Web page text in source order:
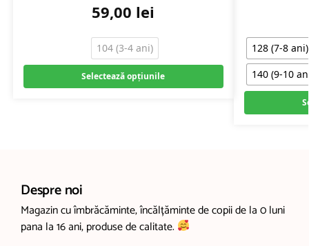
59,00 lei
104 (3-4 ani)
Selectează opțiunile
128 (7-8 ani)
140 (9-10
Despre noi
Magazin cu îmbrăcăminte, încălțăminte de copii de la 0 luni
pana la 16 ani, produse de calitate.